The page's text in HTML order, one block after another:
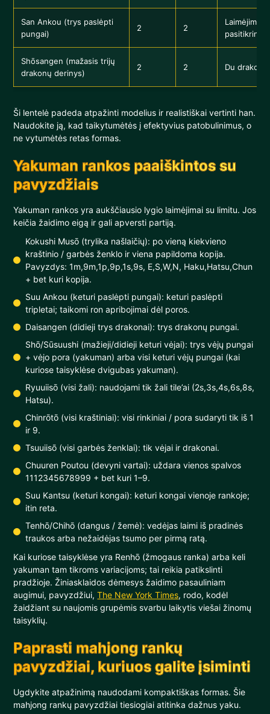
San Ankou (trys paslėpti
pungai)
2 2
Laimėjimo
Shōsangen (mažasis trijų
drakonų derinys)
2 2 Du
Ši lentelė padeda atpažinti modelius ir realistiškai vertinti han.
Naudokite ją, kad taikytumėtės į efektyvius patobulinimus, o
ne vytumėtės retas formas.
Yakuman rankos paaiškintos su
pavyzdžiais
Yakuman rankos yra aukščiausio lygio laimėjimai su limitu. Jos
keičia žaidimo eigą ir gali apversti partiją.
Kokushi Musō (trylika našlaičių): po vieną kiekvieno
kraštinio / garbės ženklo ir viena papildoma kopija.
Pavyzdys: 1m,9m,1p,9p,1s,9s, E,S,W,N, Haku,Hatsu,Chun
+ bet kuri kopija.
Suu Ankou (keturi paslėpti pungai): keturi paslėpti
tripletai; taikomi ron apribojimai dėl poros.
Daisangen (didieji trys drakonai): trys drakonų pungai.
Shō/Sūsuushi (mažieji/didieji keturi vėjai): trys vėjų pungai
+ vėjo pora (yakuman) arba visi keturi vėjų pungai (kai
kuriose taisyklėse dvigubas yakuman).
Ryuuiisō (visi žali): naudojami tik žali tile’ai (2s,3s,4s,6s,8s,
Hatsu).
Chinrōtō (visi kraštiniai): visi rinkiniai / pora sudaryti tik iš 1
ir 9.
Tsuuiisō (visi garbės ženklai): tik vėjai ir drakonai.
Chuuren Poutou (devyni vartai): uždara vienos spalvos
1112345678999 + bet kuri 1–9.
Suu Kantsu (keturi kongai): keturi kongai vienoje rankoje;
itin reta.
Tenhō/Chihō (dangus / žemė): vedėjas laimi iš pradinės
traukos arba nežaidėjas tsumo per pirmą ratą.
Kai kuriose taisyklėse yra Renhō (žmogaus ranka) arba keli
yakuman tam tikroms variacijoms; tai reikia patikslinti
pradžioje. Žiniasklaidos dėmesys žaidimo pasauliniam
augimui, pavyzdžiui,The New York Times, rodo, kodėl
žaidžiant su naujomis grupėmis svarbu laikytis viešai žinomų
taisyklių.
Paprasti mahjong rankų
pavyzdžiai, kuriuos galite įsiminti
Ugdykite atpažinimą naudodami kompaktiškas formas. Šie
mahjong rankų pavyzdžiai tiesiogiai atitinka dažnus yaku.